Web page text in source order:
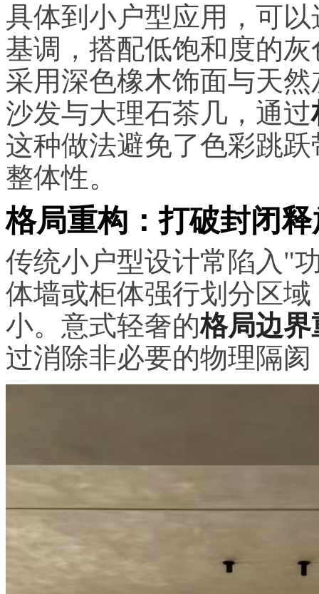
具体到小户型应用，可以
基调，搭配低饱和度的
采用深色橡木饰面与天
沙发与大理石茶几，通过
这种做法避免了色彩跳
整体性。
格局重构：打破封闭
传统小户型设计常陷入"
体墙或柜体强行划分区
小。意式轻奢的格局边界
过消除非必要的物理隔